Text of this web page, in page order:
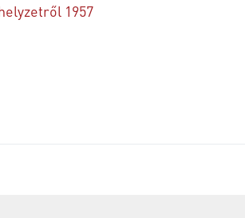
1957